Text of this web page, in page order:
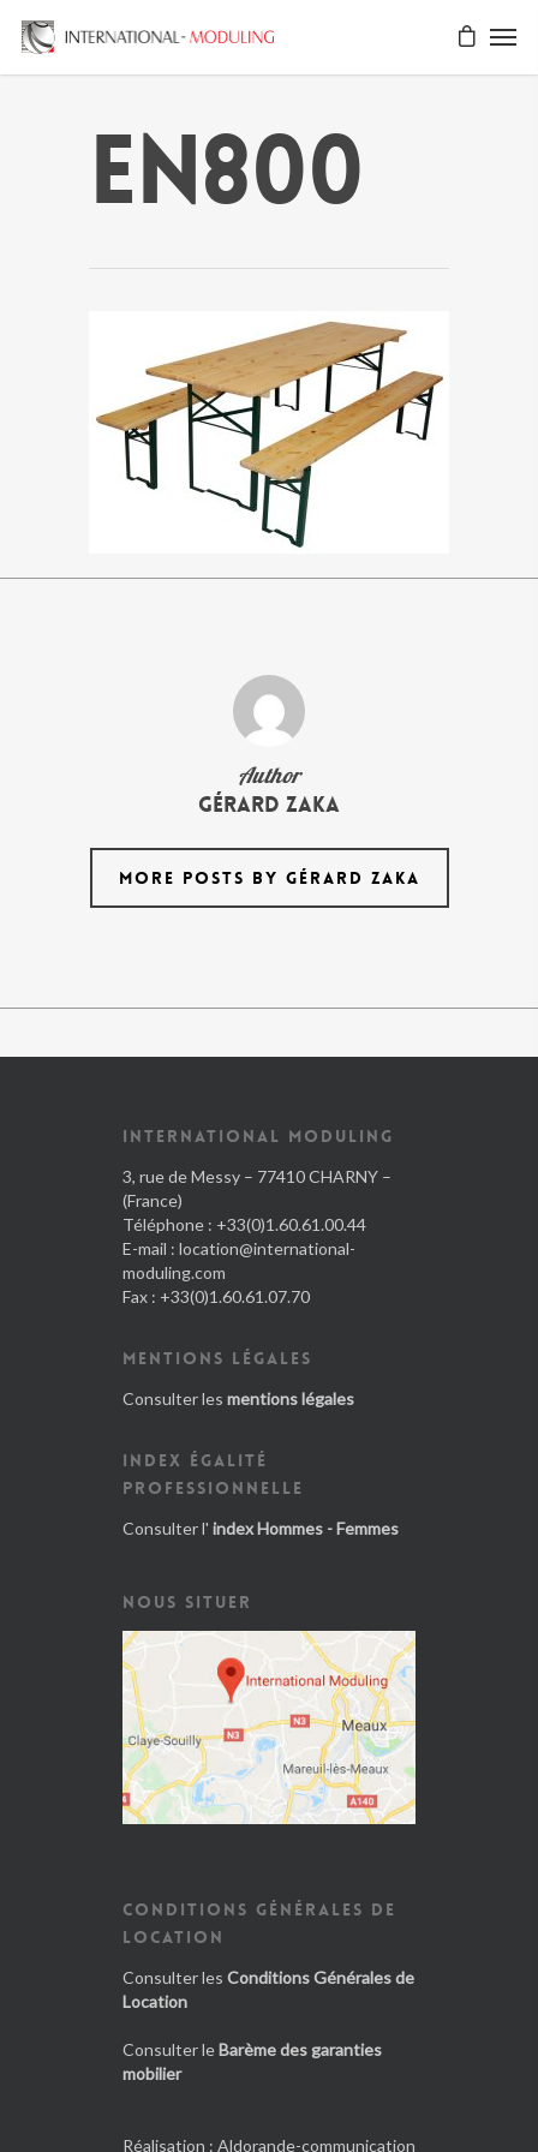
EN800
Author
Gérard Zaka
MORE POSTS BY GÉRARD ZAKA
INTERNATIONAL MODULING
3, rue de Messy – 77410 CHARNY –
(France)
Téléphone : +33(0)1.60.61.00.44
E-mail : location@international-
moduling.com
Fax : +33(0)1.60.61.07.70
MENTIONS LÉGALES
Consulter les mentions légales
INDEX ÉGALITÉ
PROFESSIONNELLE
Consulter l' index Hommes - Femmes
NOUS SITUER
CONDITIONS GÉNÉRALES DE
LOCATION
Consulter les Conditions Générales de
Location
Consulter le Barème des garanties
mobilier
Réalisation : Aldorande-communication